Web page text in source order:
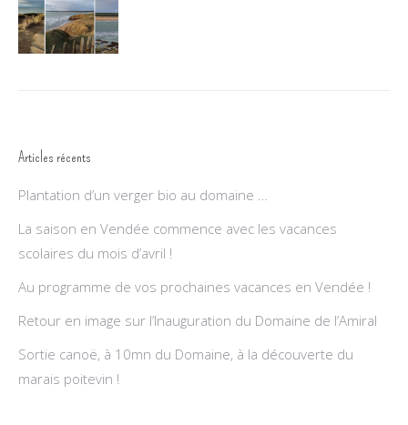
Articles récents
Plantation d’un verger bio au domaine …
La saison en Vendée commence avec les vacances
scolaires du mois d’avril !
Au programme de vos prochaines vacances en Vendée !
Retour en image sur l’Inauguration du Domaine de l’Amiral
Sortie canoë, à 10mn du Domaine, à la découverte du
marais poitevin !